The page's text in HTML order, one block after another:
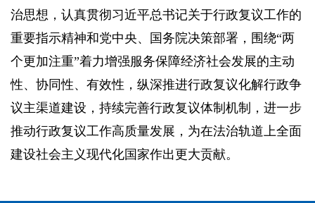
治思想，认真贯彻习近平总书记关于行政复议工作的
重要指示精神和党中央、国务院决策部署，围绕“两
个更加注重”着力增强服务保障经济社会发展的主动
性、协同性、有效性，纵深推进行政复议化解行政争
议主渠道建设，持续完善行政复议体制机制，进一步
推动行政复议工作高质量发展，为在法治轨道上全面
建设社会主义现代化国家作出更大贡献。